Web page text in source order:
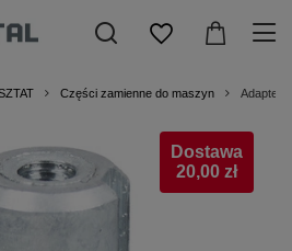
Części zamienne do maszyn Adapter
Dostawa
20,00 zł